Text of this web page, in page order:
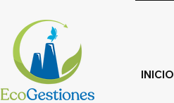
INICIO